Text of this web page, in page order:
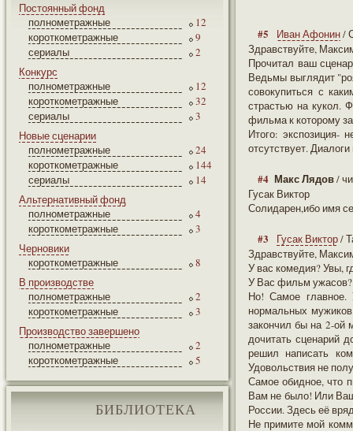
Постоянный фонд
полнометражные
12
короткометражные
9
сериалы
2
Конкурс
полнометражные
12
короткометражные
32
сериалы
3
Новые сценарии
полнометражные
24
короткометражные
144
сериалы
14
Альтернативный фонд
полнометражные
4
короткометражные
3
Черновики
короткометражные
8
В производстве
полнометражные
2
короткометражные
3
Производство завершено
полнометражные
2
короткометражные
5
БИБЛИОТЕКА
#5 Иван Афонин/
Здравствуйте,
Прочитал ваш
Ведьмы выглядит
совокупиться с
страстью на кукол.
фильма к которому
Итого: экспозиция-
отсутствует.
#4 Макс Лядов/
Гусак Виктор
Солидарен,ибо имя
#3 Гусак Виктор/
Здравствуйте,
У вас комедия? Увы,
У Вас фильм ужасов?
Но! Самое главное.
нормальных
закончил бы на 2-ой
дочитать сценарий
решил написать
Удовольствия не
Самое обидное, что
Вам не было! Или
России. Здесь её
Не примите мой